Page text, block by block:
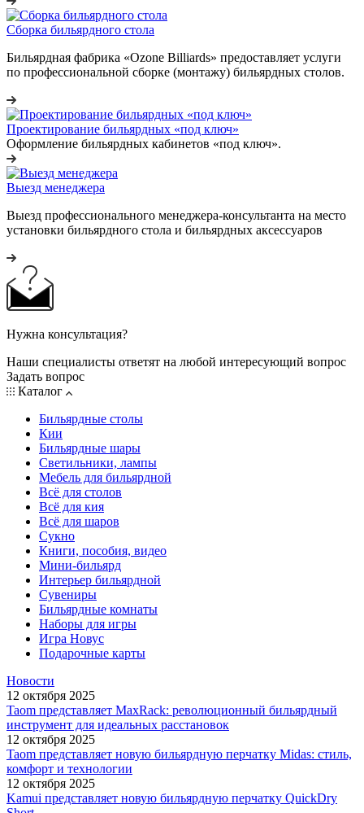
Сборка бильярдного стола
Бильярдная фабрика «Ozone Billiards» предоставляет услуги
по профессиональной сборке (монтажу) бильярдных столов.
Проектирование бильярдных «под ключ»
Оформление бильярдных кабинетов «под ключ».
Выезд менеджера
Выезд профессионального менеджера-консультанта на место
установки бильярдного стола и бильярдных аксессуаров
Нужна консультация?
Наши специалисты ответят на любой интересующий вопрос
Задать вопрос
Каталог
Бильярдные столы
Кии
Бильярдные шары
Светильники, лампы
Мебель для бильярдной
Всё для столов
Всё для кия
Всё для шаров
Сукно
Книги, пособия, видео
Мини-бильярд
Интерьер бильярдной
Сувениры
Бильярдные комнаты
Наборы для игры
Игра Новус
Подарочные карты
Новости
12 октября 2025
Taom представляет MaxRack: революционный бильярдный
инструмент для идеальных расстановок
12 октября 2025
Taom представляет новую бильярдную перчатку Midas: стиль,
комфорт и технологии
12 октября 2025
Kamui представляет новую бильярдную перчатку QuickDry